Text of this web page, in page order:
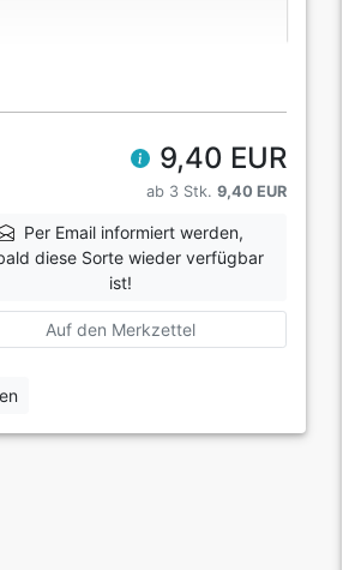
9,40 EUR
ab 3 Stk. 9,40 EUR
Per Email informiert werden,
diese Sorte wieder verfügbar
ist!
Auf den Merkzettel